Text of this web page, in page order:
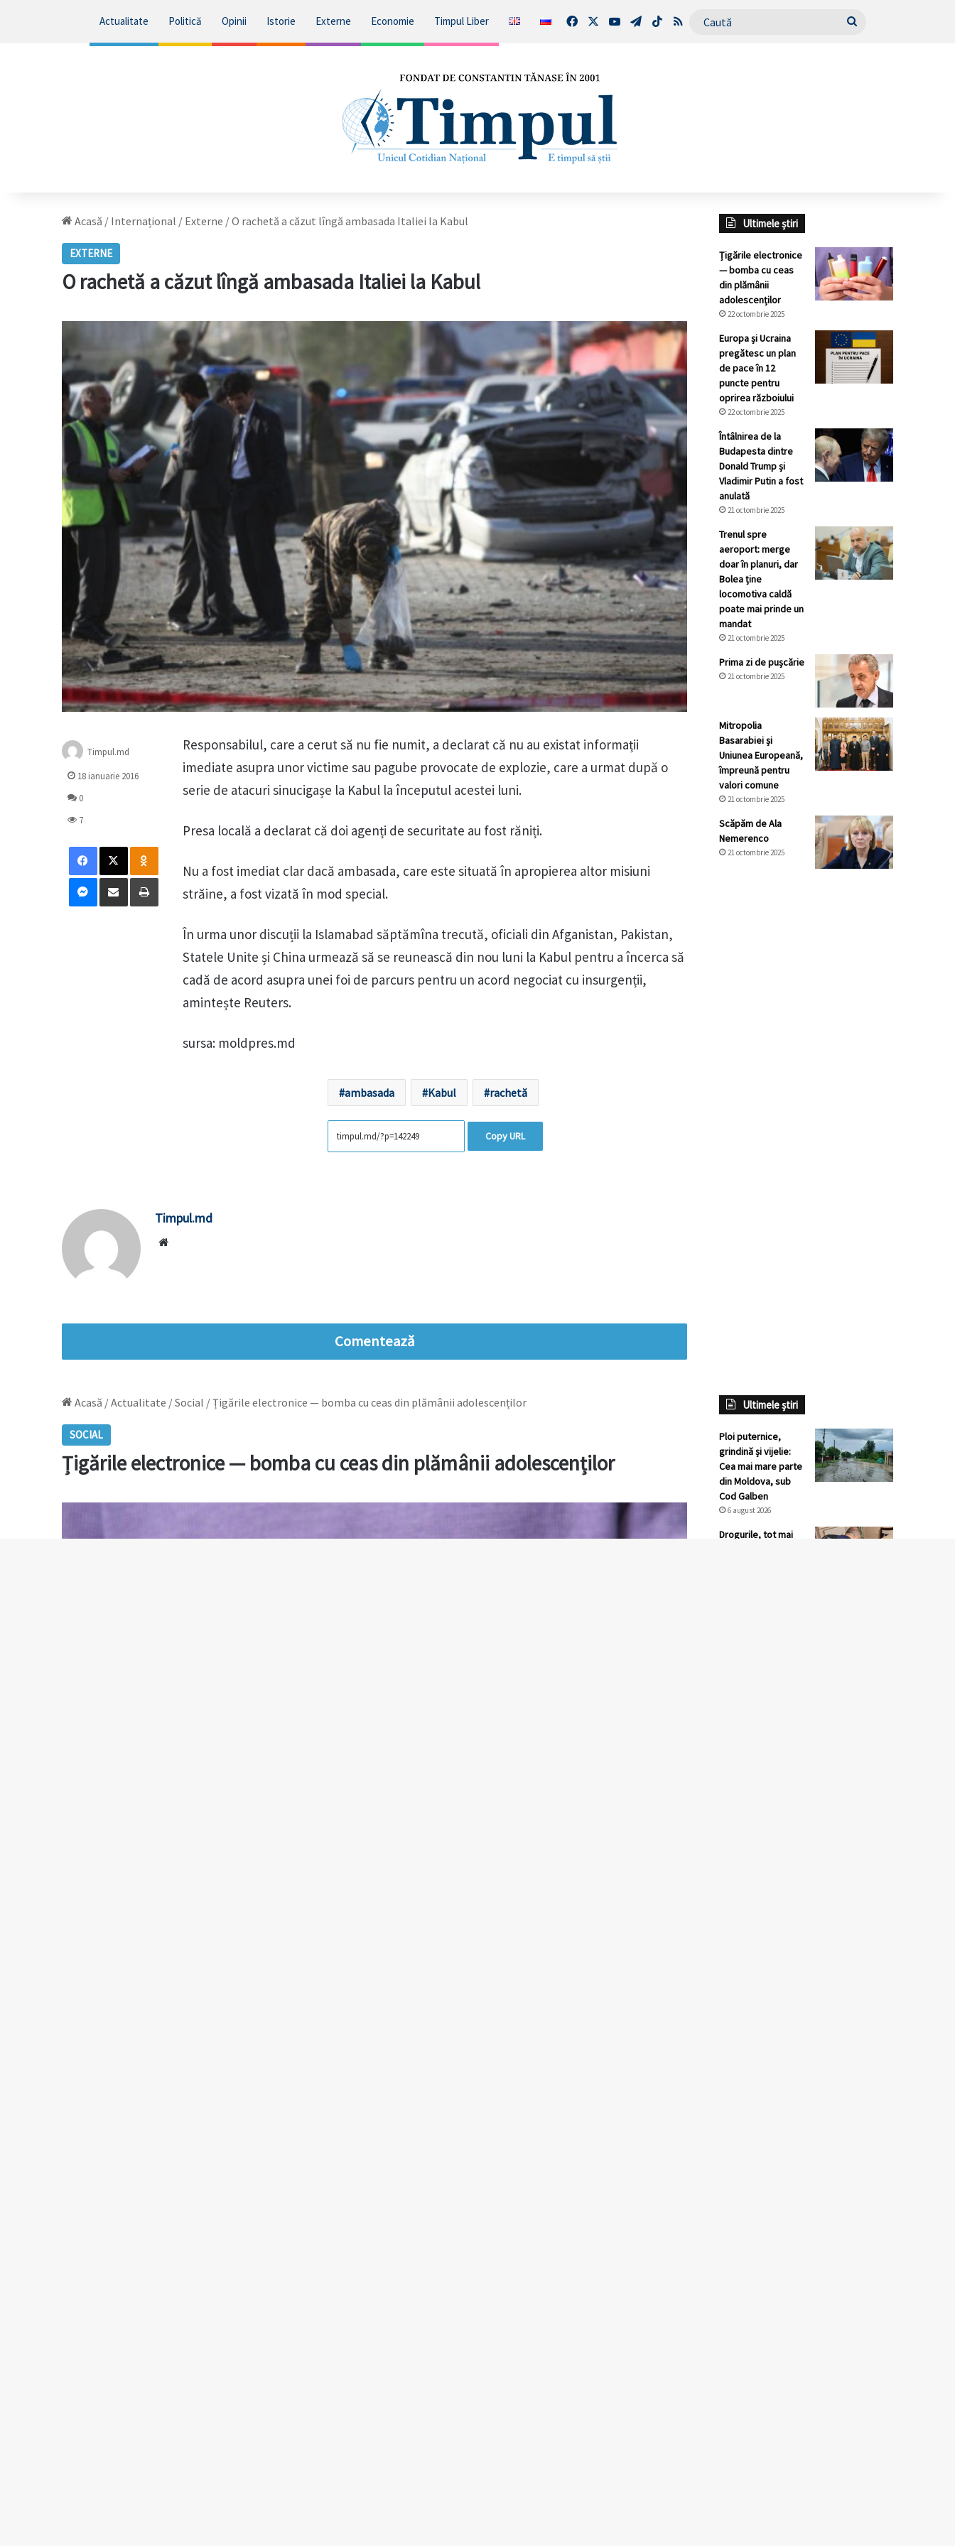
Actualitate Politică Opinii Istorie Externe Economie Timpul Liber FacebookYouTubeTelegram
TikTokRSS Caută
Acasă / Internațional / Externe /O rachetă a căzut lîngă ambasada Italiei la Kabul
EXTERNE
O rachetă a căzut lîngă ambasada Italiei la Kabul
Responsabilul, care a cerut să nu fie numit, a declarat că nu au existat informații
imediate asupra unor victime sau pagube provocate de explozie, care a urmat după o
serie de atacuri sinucigașe la Kabul la începutul acestei luni.
Presa locală a declarat că doi agenți de securitate au fost răniți.
Nu a fost imediat clar dacă ambasada, care este situată în apropierea altor misiuni
străine, a fost vizată în mod special.
În urma unor discuții la Islamabad săptămîna trecută, oficiali din Afganistan, Pakistan,
Statele Unite și China urmează să se reunească din nou luni la Kabul pentru a încerca să
cadă de acord asupra unei foi de parcurs pentru un acord negociat cu insurgenții,
amintește Reuters.
sursa: moldpres.md
ambasada Kabul rachetă
Copy URL
Timpul.md
18 ianuarie 2016
0
7
Facebook
X Odnoklassniki
Messenger
Distribuie prin mail Tipărește
Timpul.md
Comentează
Ultimele știri
Țigările electronice
— bomba cu ceas
din plămânii
adolescenților
22 octombrie 2025
Europa și Ucraina
pregătesc un plan
de pace în 12
puncte pentru
oprirea războiului
22 octombrie 2025
Întâlnirea de la
Budapesta dintre
Donald Trump și
Vladimir Putin a fost
anulată
21 octombrie 2025
Trenul spre
aeroport: merge
doar în planuri, dar
Bolea ține
locomotiva caldă
poate mai prinde un
mandat
21 octombrie 2025
Prima zi de pușcărie
21 octombrie 2025
Mitropolia
Basarabiei și
Uniunea Europeană,
împreună pentru
valori comune
21 octombrie 2025
Scăpăm de Ala
Nemerenco
21 octombrie 2025